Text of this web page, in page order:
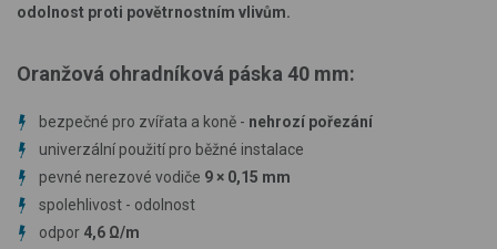
odolnost proti povětrnostním vlivům.
Oranžová ohradníková páska 40 mm:
bezpečné pro zvířata a koně - nehrozí pořezání
univerzální použití pro běžné instalace
pevné nerezové vodiče 9× 0,15 mm
spolehlivost - odolnost
odpor 4,6 Ω/m